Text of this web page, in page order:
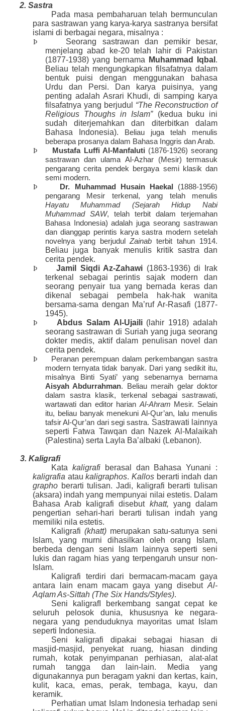
2. Sastra
Pada masa pembaharuan telah bermunculan
para sastrawan yang karya-karya sastranya bersifat
islami di berbagai negara, misalnya :
Þ
Seorang sastrawan dan pemikir besar,
menjelang abad ke-20 telah lahir di Pakistan
(1877-1938) yang bernama
Muhammad Iqbal .
Beliau telah mengungkapkan filsafatnya dalam
bentuk puisi dengan menggunakan bahasa
Urdu dan Persi. Dan karya puisinya, yang
penting adalah Asrari Khudi, di samping karya
filsafatnya yang berjudul “The Reconstruction of
Religious Thoughs in Islam”(kedua buku ini
sudah diterjemahkan dan diterbitkan dalam
Bahasa Indonesia).
Beliau juga telah menulis
beberapa prosanya dalam Bahasa Inggris dan Arab.
Þ
Mustafa Luffi Al-Manfaluti (1876-1926) seorang
sastrawan dan ulama Al-Azhar (Mesir) termasuk
pengarang cerita pendek bergaya semi klasik dan
semi modern.
Þ
Dr. Muhammad Husain Haekal (1888-1956)
pengarang Mesir terkenal, yang telah menulis
Hayatu Muhammad
(Sejarah Hidup Nabi
Muhammad SAW, telah terbit dalam terjemahan
Bahasa Indonesia) adalah juga seorang sastrawan
dan dianggap perintis karya sastra modern setelah
novelnya yang berjudulZainabterbit tahun 1914.
Beliau juga banyak menulis kritik sastra dan
cerita pendek.
Þ Jamil Siqdi Az-Zahawi (1863-1936) di Irak
terkenal sebagai perintis sajak modern dan
seorang penyair tua yang bernada keras dan
dikenal sebagai pembela hak-hak wanita
bersama-sama dengan Ma’ruf Ar-Rasafi (1877-
1945).
Þ Abdus Salam Al-Ujaili (lahir 1918) adalah
seorang sastrawan di Suriah yang juga seorang
dokter medis, aktif dalam penulisan novel dan
cerita pendek.
Þ
Peranan perempuan dalam perkembangan sastra
modern ternyata tidak banyak. Dari yang sedikit itu,
misalnya Binti Syati’ yang sebenarnya bernama
Aisyah Abdurrahman. Beliau meraih gelar doktor
dalam sastra klasik, terkenal sebagai sastrawati,
wartawati dan editor harian Al-Ahram Mesir. Selain
itu, beliau banyak menekuni Al-Qur’an, lalu menulis
tafsir Al-Qur’an dari segi sastra. Sastrawati lainnya
seperti Fatwa Tawqan dan Nazek Al-Malaikah
(Palestina) serta Layla Ba’albaki (Lebanon).
3. Kaligrafi
Katakaligrafi berasal dan Bahasa Yunani :
kaligrafia ataukaligraphos. Kallosberarti indah dan
grapho berarti tulisan. Jadi, kaligrafi berarti tulisan
(aksara) indah yang mempunyai nilai estetis. Dalam
Bahasa Arab kaligrafi disebut khatt, yang dalam
pengertian sehari-hari berarti tulisan indah yang
memiliki nila estetis.
Kaligrafi (khatt)merupakan satu-satunya seni
Islam, yang murni dihasilkan oleh orang Islam,
berbeda dengan seni Islam lainnya seperti seni
lukis dan ragam hias yang terpengaruh unsur non-
Islam.
Kaligrafi terdiri dari bermacam-macam gaya
antara lain enam macam gaya yang disebut Al-
Aqlam As-Sittah (The Six Hands/Styles).
Seni kaligrafI berkembang sangat cepat ke
seluruh pelosok dunia, khususnya ke negara-
negara yang penduduknya mayoritas umat Islam
seperti Indonesia.
Seni kaligrafi dipakai sebagai hiasan di
masjid-masjid, penyekat ruang, hiasan dinding
rumah, kotak penyimpanan perhiasan, alat-alat
rumah tangga dan lain-lain. Media yang
digunakannya pun beragam yakni dan kertas, kain,
kulit, kaca, emas, perak, tembaga, kayu, dan
keramik.
Perhatian umat Islam Indonesia terhadap seni